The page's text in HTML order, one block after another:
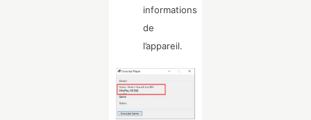
informations
de
l’appareil.